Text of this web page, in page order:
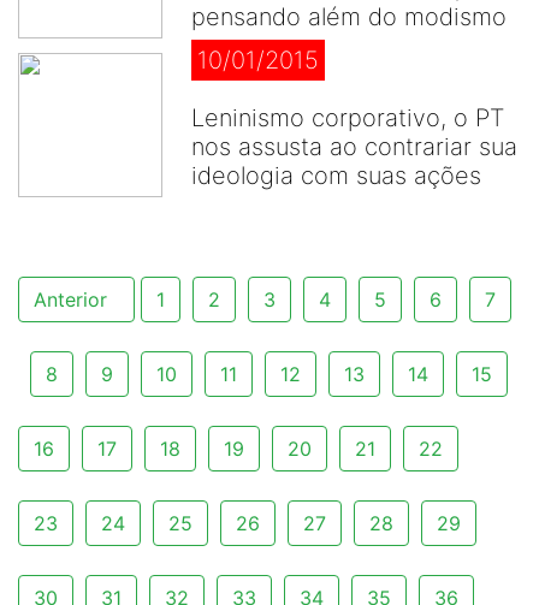
pensando além do modismo
10/01/2015
Leninismo corporativo, o PT
nos assusta ao contrariar sua
ideologia com suas ações
Anterior 1 2 3 4 5 6 7
8 9 10 11 12 13 14 15
16 17 18 19 20 21 22
23 24 25 26 27 28 29
30 31 32 33 34 35 36